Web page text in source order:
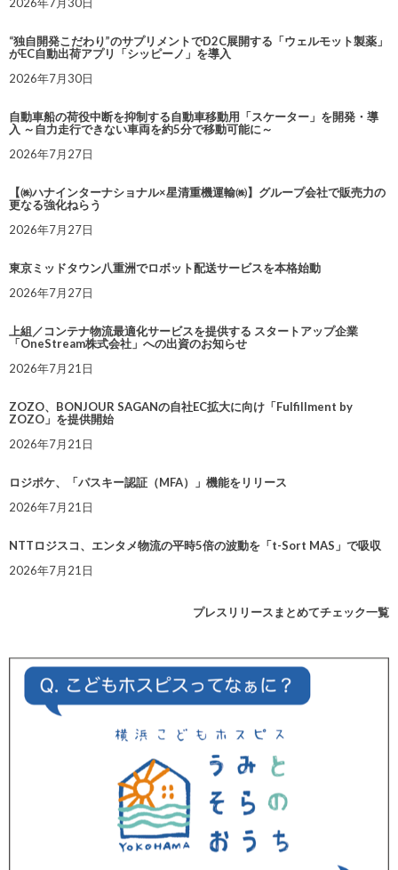
2026年7月30日
“独自開発こだわり”のサプリメントでD2C展開する「ウェルモット製薬」
がEC自動出荷アプリ「シッピーノ」を導入
2026年7月30日
自動車船の荷役中断を抑制する自動車移動用「スケーター」を開発・導
入 ～自力走行できない車両を約5分で移動可能に～
2026年7月27日
【㈱ハナインターナショナル×星清重機運輸㈱】グループ会社で販売力の
更なる強化ねらう
2026年7月27日
東京ミッドタウン八重洲でロボット配送サービスを本格始動
2026年7月27日
上組／コンテナ物流最適化サービスを提供する スタートアップ企業
「OneStream株式会社」への出資のお知らせ
2026年7月21日
ZOZO、BONJOUR SAGANの自社EC拡大に向け「Fulfillment by
ZOZO」を提供開始
2026年7月21日
ロジポケ、「パスキー認証（MFA）」機能をリリース
2026年7月21日
NTTロジスコ、エンタメ物流の平時5倍の波動を「t-Sort MAS」で吸収
2026年7月21日
プレスリリースまとめてチェック一覧